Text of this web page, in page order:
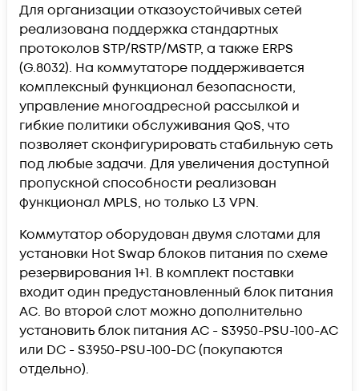
Для организации отказоустойчивых сетей
реализована поддержка стандартных
протоколов STP/RSTP/MSTP, а также ERPS
(G.8032). На коммутаторе поддерживается
комплексный функционал безопасности,
управление многоадресной рассылкой и
гибкие политики обслуживания QoS, что
позволяет сконфигурировать стабильную сеть
под любые задачи. Для увеличения доступной
пропускной способности реализован
функционал MPLS, но только L3 VPN.
Коммутатор оборудован двумя слотами для
установки Hot Swap блоков питания по схеме
резервирования 1+1. В комплект поставки
входит один предустановленный блок питания
AC. Во второй слот можно дополнительно
установить блок питания AC - S3950-PSU-100-AC
или DC - S3950-PSU-100-DC (покупаются
отдельно).